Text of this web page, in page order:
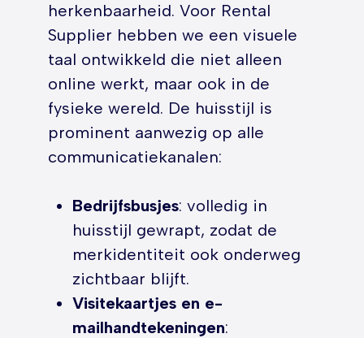
herkenbaarheid. Voor Rental
Supplier hebben we een visuele
taal ontwikkeld die niet alleen
online werkt, maar ook in de
fysieke wereld. De huisstijl is
prominent aanwezig op alle
communicatiekanalen:
Bedrijfsbusjes: volledig in
huisstijl gewrapt, zodat de
merkidentiteit ook onderweg
zichtbaar blijft.
Visitekaartjes en e-
mailhandtekeningen: